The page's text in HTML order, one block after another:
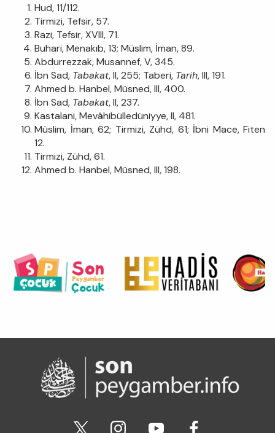
Hud, 11/112.
Tirmizi, Tefsir, 57.
Razi, Tefsir, XVIII, 71.
Buhari, Menakıb, 13; Müslim, İman, 89.
Abdurrezzak, Musannef, V, 345.
İbn Sad, Tabakat, II, 255; Taberi, Tarih, III, 191.
Ahmed b. Hanbel, Müsned, III, 400.
İbn Sad, Tabakat, II, 237.
Kastalani, Mevâhibülledüniyye, II, 481.
Müslim, İman, 62; Tirmizi, Zühd, 61; İbni Mace, Fiten
12.
Tirmizi, Zühd, 61.
Ahmed b. Hanbel, Müsned, III, 198.